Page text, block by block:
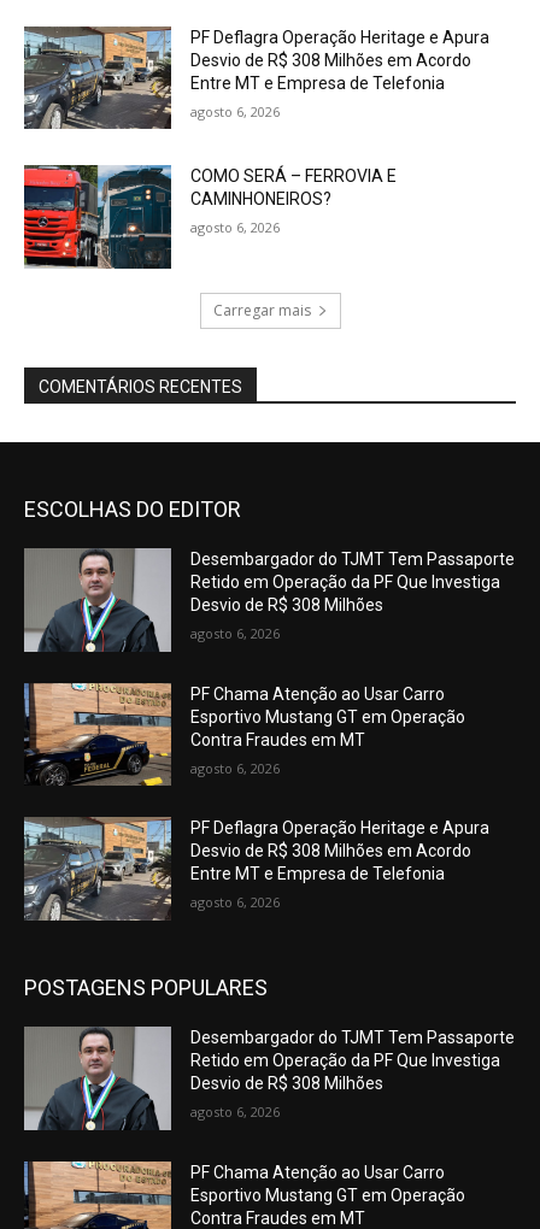
PF Deflagra Operação Heritage e Apura
Desvio de R$ 308 Milhões em Acordo
Entre MT e Empresa de Telefonia
agosto 6, 2026
COMO SERÁ – FERROVIA E
CAMINHONEIROS?
agosto 6, 2026
Carregar mais
COMENTÁRIOS RECENTES
ESCOLHAS DO EDITOR
Desembargador do TJMT Tem Passaporte
Retido em Operação da PF Que Investiga
Desvio de R$ 308 Milhões
agosto 6, 2026
PF Chama Atenção ao Usar Carro
Esportivo Mustang GT em Operação
Contra Fraudes em MT
agosto 6, 2026
PF Deflagra Operação Heritage e Apura
Desvio de R$ 308 Milhões em Acordo
Entre MT e Empresa de Telefonia
agosto 6, 2026
POSTAGENS POPULARES
Desembargador do TJMT Tem Passaporte
Retido em Operação da PF Que Investiga
Desvio de R$ 308 Milhões
agosto 6, 2026
PF Chama Atenção ao Usar Carro
Esportivo Mustang GT em Operação
Contra Fraudes em MT